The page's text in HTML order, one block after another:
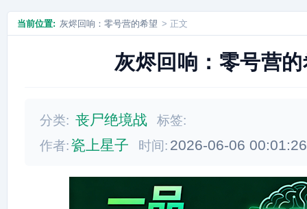
当前位置: 灰烬回响：零号营的希望 > 正文
灰烬回响：零号营
分类: 丧尸绝境战
标签:
作者:瓷上星子 时间: 2026-06-06